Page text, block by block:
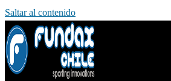
Saltar al contenido